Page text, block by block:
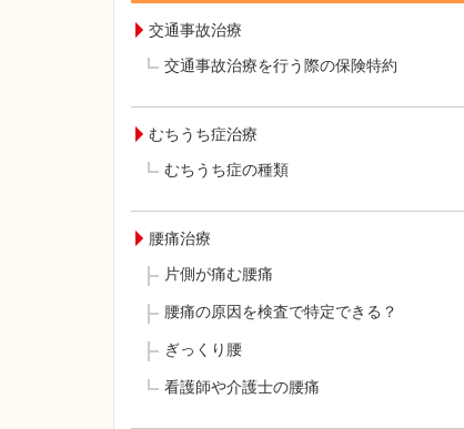
交通事故治療
交通事故治療を行う際の保険特約
むちうち症治療
むちうち症の種類
腰痛治療
片側が痛む腰痛
腰痛の原因を検査で特定できる？
ぎっくり腰
看護師や介護士の腰痛